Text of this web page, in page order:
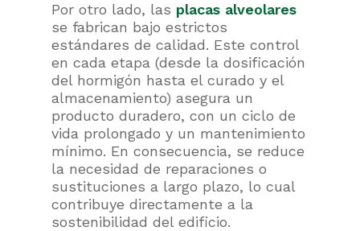
Por otro lado, las placas alveolares
se fabrican bajo estrictos
estándares de calidad. Este control
en cada etapa (desde la dosificación
del hormigón hasta el curado y el
almacenamiento) asegura un
producto duradero, con un ciclo de
vida prolongado y un mantenimiento
mínimo. En consecuencia, se reduce
la necesidad de reparaciones o
sustituciones a largo plazo, lo cual
contribuye directamente a la
sostenibilidad del edificio.